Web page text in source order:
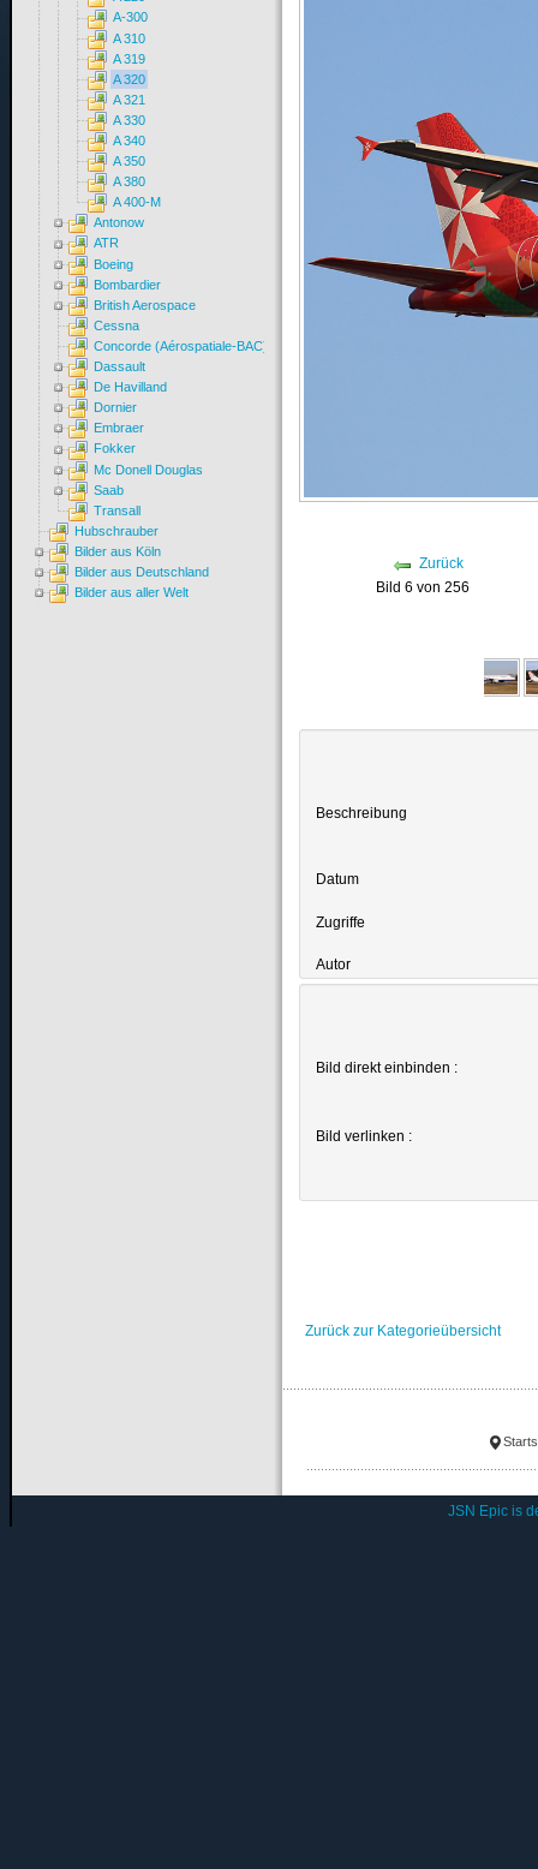
Zurück
Bild 6 von 256
Beschreibung
Datum
Zugriffe
Autor
Bild direkt einbinden :
Bild verlinken :
Zurück zur Kategorieübersicht
A-300
A 310
A 319
A 320
A 321
A 330
A 340
A 350
A 380
A 400-M
Antonow
ATR
Boeing
Bombardier
British Aerospace
Cessna
Concorde (Aérospatiale-BAC)
Dassault
De Havilland
Dornier
Embraer
Fokker
Mc Donell Douglas
Saab
Transall
Hubschrauber
Bilder aus Köln
Bilder aus Deutschland
Bilder aus aller Welt
JSN Epic is